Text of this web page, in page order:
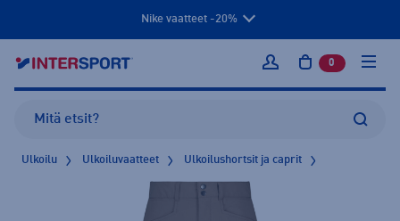
Nike vaatteet -20%
Kirjaudu sisään
0 tuotetta
Ulkoilu Ulkoiluvaatteet Ulkoilushortsit ja caprit